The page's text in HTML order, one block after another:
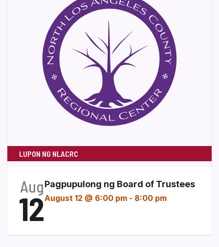
LUPON NG NLACRC
Aug
12
Pagpupulong ng Board of Trustees
August 12 @ 6:00 pm - 8:00 pm